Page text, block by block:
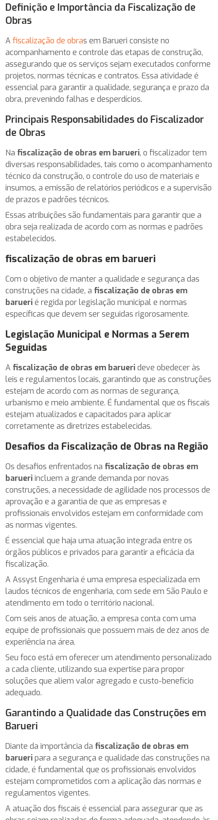
Definição e Importância da Fiscalização de
Obras
Afiscalização de obras em Barueri consiste no
acompanhamento e controle das etapas de construção,
assegurando que os serviços sejam executados conforme
projetos, normas técnicas e contratos. Essa atividade é
essencial para garantir a qualidade, segurança e prazo da
obra, prevenindo falhas e desperdícios.
Principais Responsabilidades do Fiscalizador
de Obras
Na fiscalização de obras em barueri, o fiscalizador tem
diversas responsabilidades, tais como o acompanhamento
técnico da construção, o controle do uso de materiais e
insumos, a emissão de relatórios periódicos e a supervisão
de prazos e padrões técnicos.
Essas atribuições são fundamentais para garantir que a
obra seja realizada de acordo com as normas e padrões
estabelecidos.
fiscalização de obras em barueri
Com o objetivo de manter a qualidade e segurança das
construções na cidade, a fiscalização de obras em
baruerié regida por legislação municipal e normas
específicas que devem ser seguidas rigorosamente.
Legislação Municipal e Normas a Serem
Seguidas
A fiscalização de obras em baruerideve obedecer às
leis e regulamentos locais, garantindo que as construções
estejam de acordo com as normas de segurança,
urbanismo e meio ambiente. É fundamental que os fiscais
estejam atualizados e capacitados para aplicar
corretamente as diretrizes estabelecidas.
Desafios da Fiscalização de Obras na Região
Os desafios enfrentados na fiscalização de obras em
barueriincluem a grande demanda por novas
construções, a necessidade de agilidade nos processos de
aprovação e a garantia de que as empresas e
profissionais envolvidos estejam em conformidade com
as normas vigentes.
É essencial que haja uma atuação integrada entre os
órgãos públicos e privados para garantir a eficácia da
fiscalização.
A Assyst Engenharia é uma empresa especializada em
laudos técnicos de engenharia, com sede em São Paulo e
atendimento em todo o território nacional.
Com seis anos de atuação, a empresa conta com uma
equipe de profissionais que possuem mais de dez anos de
experiência na área.
Seu foco está em oferecer um atendimento personalizado
a cada cliente, utilizando sua expertise para propor
soluções que aliem valor agregado e custo-benefício
adequado.
Garantindo a Qualidade das Construções em
Barueri
Diante da importância da fiscalização de obras em
barueripara a segurança e qualidade das construções na
cidade, é fundamental que os profissionais envolvidos
estejam comprometidos com a aplicação das normas e
regulamentos vigentes.
A atuação dos fiscais é essencial para assegurar que as